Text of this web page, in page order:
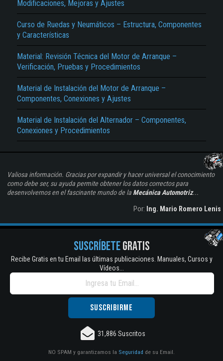
Modificaciones, Mejoras y Ajustes
Curso de Ruedas y Neumáticos – Estructura, Componentes
y Características
Material: Revisión Técnica del Motor de Arranque –
Verificación, Pruebas y Procedimientos
Material de Instalación del Motor de Arranque –
Componentes, Conexiones y Ajustes
Material de Instalación del Alternador – Componentes,
Conexiones y Procedimientos
Valiosa información. Gracias por expandir y hacer universal el conocimiento
como debe ser, su ayuda permite obtener los datos correctos para
desenvolvernos en el fascinante mundo de la Mecánica Automotriz...
Por: Ing. Mario Romero Lenis
SUSCRÍBETEGRATIS
Recibe Gratis en tu Email las últimas publicaciones. Manuales, Cursos y
Vídeos...
31,886 Suscritos
NO SPAM y garantizamos la Seguridad de su Email.